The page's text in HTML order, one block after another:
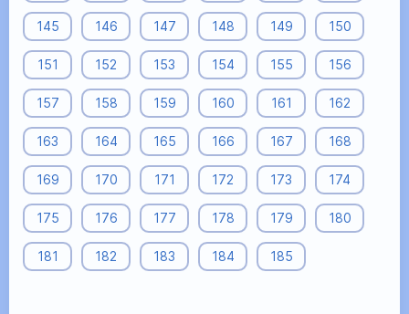
145 146 147 148 149 150
151 152 153 154 155 156
157 158 159 160 161 162
163 164 165 166 167 168
169 170 171 172 173 174
175 176 177 178 179 180
181 182 183 184 185